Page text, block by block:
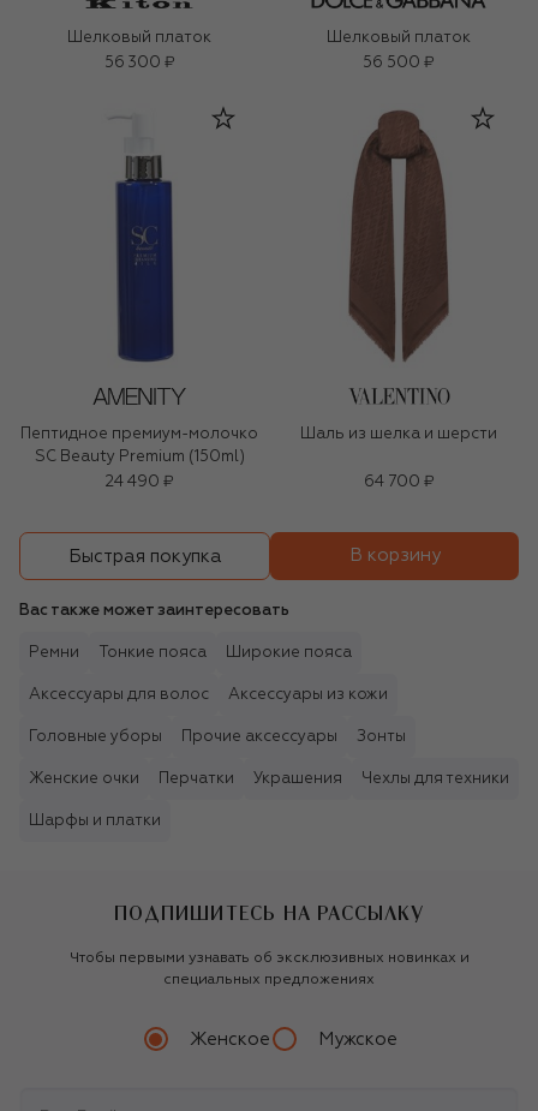
Шелковый платок
56 300 ₽
Шелковый платок
56 500 ₽
Пептидное премиум-молочко
SC Beauty Premium (150ml)
24 490 ₽
Шаль из шелка и шерсти
64 700 ₽
Быстрая покупка В корзину
Вас также может заинтересовать
Ремни Тонкие пояса Широкие пояса
Аксессуары для волос Аксессуары из кожи
Головные уборы Прочие аксессуары Зонты
Женские очки Перчатки Украшения Чехлы для техники
Шарфы и платки
ПОДПИШИТЕСЬ НА РАССЫЛКУ
Чтобы первыми узнавать об эксклюзивных новинках и
специальных предложениях
Женское Мужское